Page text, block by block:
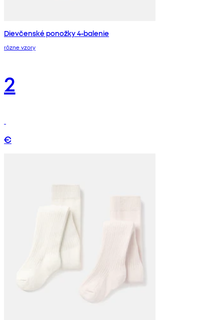
Dievčenské ponožky 4-balenie
rôzne vzory
2
€